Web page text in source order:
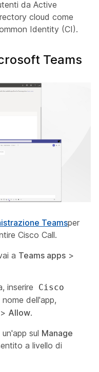
da Active
cloud come
Identity (CI).
Teams
Teamsper
Cisco Call.
a Teams apps >
inserire
Cisco
dell'app,
> Allow.
sul Manage
a livello di